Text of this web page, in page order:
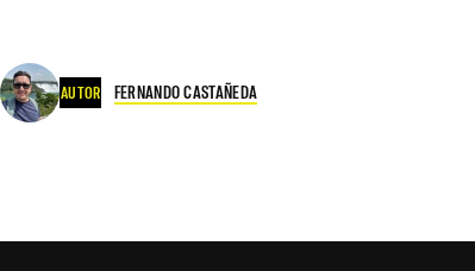
AUTOR FERNANDO CASTAÑEDA